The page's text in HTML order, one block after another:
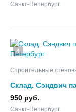
Санкт-Петербург
4
Строительные
Склад. Сэндвич
950 руб.
Санкт-Петербург